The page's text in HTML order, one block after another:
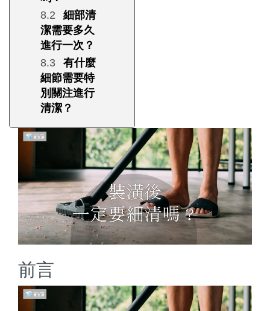
細部清
潔需要多久
進行一次？
有什麼
細節需要特
別關注進行
清潔？
前言